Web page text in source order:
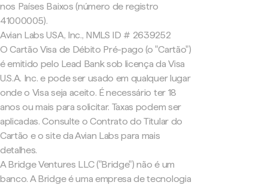
nos Países Baixos (número de registro
41000005).
Avian Labs USA, Inc., NMLS ID # 2639252
O Cartão Visa de Débito Pré-pago (o "Cartão")
é emitido pelo Lead Bank sob licença da Visa
U.S.A. Inc. e pode ser usado em qualquer lugar
onde o Visa seja aceito. É necessário ter 18
anos ou mais para solicitar. Taxas podem ser
aplicadas. Consulte o Contrato do Titular do
Cartão e o site da Avian Labs para mais
detalhes.
A Bridge Ventures LLC ("Bridge") não é um
banco. A Bridge é uma empresa de tecnologia